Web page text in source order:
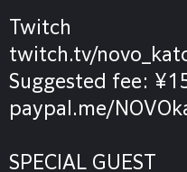
Twitch
twitch.tv/
Suggested fee:
paypal.me/
SPECIAL GUEST